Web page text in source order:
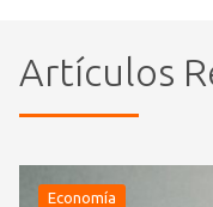
Artículos
Economía